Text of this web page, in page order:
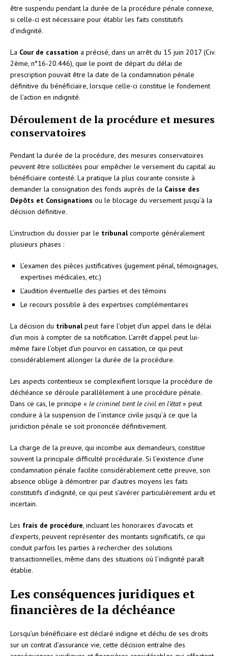
être suspendu pendant la durée de la procédure pénale connexe,
si celle-ci est nécessaire pour établir les faits constitutifs
d’indignité.
La Cour de cassation a précisé, dans un arrêt du 15 juin 2017 (Civ.
2ème, n°16-20.446), que le point de départ du délai de
prescription pouvait être la date de la condamnation pénale
définitive du bénéficiaire, lorsque celle-ci constitue le fondement
de l’action en indignité.
Déroulement de la procédure et mesures
conservatoires
Pendant la durée de la procédure, des mesures conservatoires
peuvent être sollicitées pour empêcher le versement du capital au
bénéficiaire contesté. La pratique la plus courante consiste à
demander la consignation des fonds auprès de la Caisse des
Dépôts et Consignations ou le blocage du versement jusqu’à la
décision définitive.
L’instruction du dossier par le tribunalcomporte généralement
plusieurs phases :
L’examen des pièces justificatives (jugement pénal, témoignages,
expertises médicales, etc.)
L’audition éventuelle des parties et des témoins
Le recours possible à des expertises complémentaires
La décision du tribunalpeut faire l’objet d’un appel dans le délai
d’un mois à compter de sa notification. L’arrêt d’appel peut lui-
même faire l’objet d’un pourvoi en cassation, ce qui peut
considérablement allonger la durée de la procédure.
Les aspects contentieux se complexifient lorsque la procédure de
déchéance se déroule parallèlement à une procédure pénale.
Dans ce cas, le principe « le criminel tient le civil en l’état» peut
conduire à la suspension de l’instance civile jusqu’à ce que la
juridiction pénale se soit prononcée définitivement.
La charge de la preuve, qui incombe aux demandeurs, constitue
souvent la principale difficulté procédurale. Si l’existence d’une
condamnation pénale facilite considérablement cette preuve, son
absence oblige à démontrer par d’autres moyens les faits
constitutifs d’indignité, ce qui peut s’avérer particulièrement ardu et
incertain.
Les frais de procédure, incluant les honoraires d’avocats et
d’experts, peuvent représenter des montants significatifs, ce qui
conduit parfois les parties à rechercher des solutions
transactionnelles, même dans des situations où l’indignité paraît
établie.
Les conséquences juridiques et
financières de la déchéance
Lorsqu’un bénéficiaire est déclaré indigne et déchu de ses droits
sur un contrat d’assurance vie, cette décision entraîne des